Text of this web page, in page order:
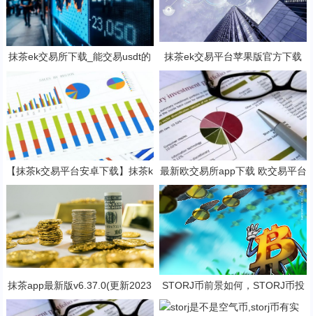
抹茶ek交易所下载_能交易usdt的
抹茶ek交易平台苹果版官方下载
抹茶b钱包v6.2.3下载地址
【抹茶k交易平台安卓下载】抹茶k
钱包官网2023下载v7.3.5
最新欧交易所app下载 欧交易平台
v6.17.0最新版
抹茶app最新版v6.37.0(更新2023
抹茶交易官网版本)
STORJ币前景如何，STORJ币投
资价值深度分析